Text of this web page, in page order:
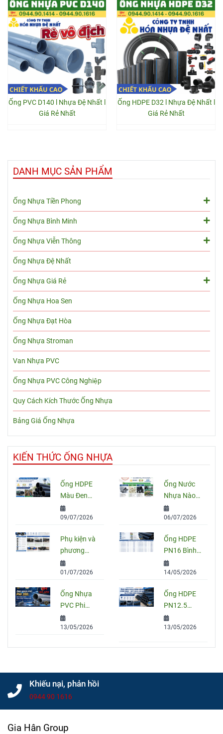
Ống PVC D140 l Nhựa Đệ Nhất l
Giá Rẻ Nhất
Ống HDPE D32 l Nhựa Đệ Nhất l
Giá Rẻ Nhất
DANH MỤC SẢN PHẨM
Ống Nhựa Tiền Phong
Ống Nhựa Bình Minh
Ống Nhựa Viễn Thông
Ống Nhựa Đệ Nhất
Ống Nhựa Giá Rẻ
Ống Nhựa Hoa Sen
Ống Nhựa Đạt Hòa
Ống Nhựa Stroman
Van Nhựa PVC
Ống Nhựa PVC Công Nghiệp
Quy Cách Kích Thước Ống Nhựa
Bảng Giá Ống Nhựa
KIẾN THỨC ỐNG NHỰA
Ống HDPE
Màu Đen
Sọc Xanh:
Quy Cách,
Và Cách
Chọn Đúng
09/07/2026
Ống Nước
Nhựa Nào
Tốt Nhất
Hiện Nay?
PVC, PPR
Và HDPE
06/07/2026
Phụ kiện và
phương
pháp nối
ống HDPE
thuật
01/07/2026
Ống HDPE
PN16 Bình
Minh: Quy
Cách, Báo
Chọn Đúng
Cho Công
Trình
14/05/2026
Ống Nhựa
PVC Phi
200: Quy
Cách, Giá
Trình
13/05/2026
Ống HDPE
PN12.5
Bình Minh
Chính Hãng
Chọn Mua
13/05/2026
Khiếu nại, phản hồi
0944 90 1616
Gia Hân Group